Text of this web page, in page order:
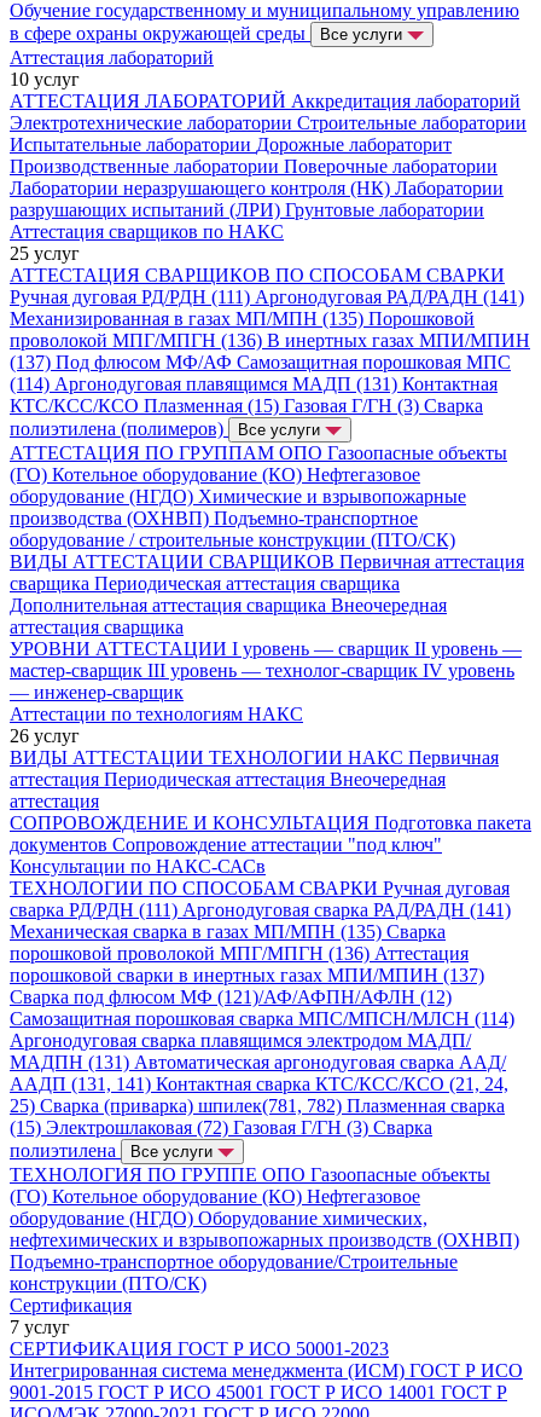
Обучение государственному и муниципальному управлению
в сфере охраны окружающей среды
Все услуги
Аттестация лабораторий
10 услуг
АТТЕСТАЦИЯ ЛАБОРАТОРИЙ Аккредитация лабораторий
Электротехнические лаборатории Строительные лаборатории
Испытательные лаборатории Дорожные лабораторит
Производственные лаборатории Поверочные лаборатории
Лаборатории неразрушающего контроля (НК) Лаборатории
разрушающих испытаний (ЛРИ) Грунтовые лаборатории
Аттестация сварщиков по НАКС
25 услуг
АТТЕСТАЦИЯ СВАРЩИКОВ ПО СПОСОБАМ СВАРКИ
Ручная дуговая РД/РДН (111) Аргонодуговая РАД/РАДН (141)
Механизированная в газах МП/МПН (135) Порошковой
проволокой МПГ/МПГН (136) В инертных газах МПИ/МПИН
(137) Под флюсом МФ/АФ Самозащитная порошковая МПС
(114) Аргонодуговая плавящимся МАДП (131) Контактная
КТС/КСС/КСО Плазменная (15) Газовая Г/ГН (3) Сварка
полиэтилена (полимеров)
Все услуги
АТТЕСТАЦИЯ ПО ГРУППАМ ОПО Газоопасные объекты
(ГО) Котельное оборудование (КО) Нефтегазовое
оборудование (НГДО) Химические и взрывопожарные
производства (ОХНВП) Подъемно-транспортное
оборудование / строительные конструкции (ПТО/СК)
ВИДЫ АТТЕСТАЦИИ СВАРЩИКОВ Первичная аттестация
сварщика Периодическая аттестация сварщика
Дополнительная аттестация сварщика Внеочередная
аттестация сварщика
УРОВНИ АТТЕСТАЦИИ I уровень — сварщик II уровень —
мастер-сварщик III уровень — технолог-сварщик IV уровень
— инженер-сварщик
Аттестации по технологиям НАКС
26 услуг
ВИДЫ АТТЕСТАЦИИ ТЕХНОЛОГИИ НАКС Первичная
аттестация Периодическая аттестация Внеочередная
аттестация
СОПРОВОЖДЕНИЕ И КОНСУЛЬТАЦИЯ Подготовка пакета
документов Сопровождение аттестации "под ключ"
Консультации по НАКС-САСв
ТЕХНОЛОГИИ ПО СПОСОБАМ СВАРКИ Ручная дуговая
сварка РД/РДН (111) Аргонодуговая сварка РАД/РАДН (141)
Механическая сварка в газах МП/МПН (135) Сварка
порошковой проволокой МПГ/МПГН (136) Аттестация
порошковой сварки в инертных газах МПИ/МПИН (137)
Сварка под флюсом МФ (121)/АФ/АФПН/АФЛН (12)
Самозащитная порошковая сварка МПС/МПСН/МЛСН (114)
Аргонодуговая сварка плавящимся электродом МАДП/
МАДПН (131) Автоматическая аргонодуговая сварка ААД/
ААДП (131, 141) Контактная сварка КТС/КСС/КСО (21, 24,
25) Сварка (приварка) шпилек(781, 782) Плазменная сварка
(15) Электрошлаковая (72) Газовая Г/ГН (3) Сварка
полиэтилена
Все услуги
ТЕХНОЛОГИЯ ПО ГРУППЕ ОПО Газоопасные объекты
(ГО) Котельное оборудование (КО) Нефтегазовое
оборудование (НГДО) Оборудование химических,
нефтехимических и взрывопожарных производств (ОХНВП)
Подъемно-транспортное оборудование/Строительные
конструкции (ПТО/СК)
Сертификация
7 услуг
СЕРТИФИКАЦИЯ ГОСТ Р ИСО 50001-2023
Интегрированная система менеджмента (ИСМ) ГОСТ Р ИСО
9001-2015 ГОСТ Р ИСО 45001 ГОСТ Р ИСО 14001 ГОСТ Р